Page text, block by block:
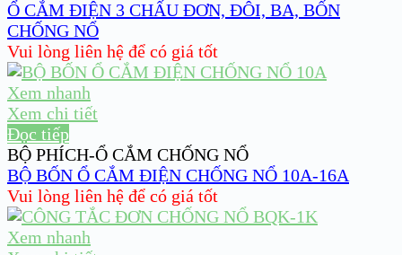
Ổ CẮM ĐIỆN 3 CHẤU ĐƠN, ĐÔI, BA, BỐN
CHỐNG NỔ
Vui lòng liên hệ để có giá tốt
Xem nhanh
Xem chi tiết
Đọc tiếp
BỘ PHÍCH-Ổ CẮM CHỐNG NỔ
BỘ BỐN Ổ CẮM ĐIỆN CHỐNG NỔ 10A-16A
Vui lòng liên hệ để có giá tốt
Xem nhanh